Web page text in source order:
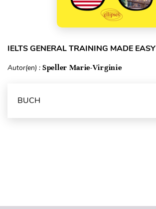
IELTS GENERAL TRAINING MADE EASY
Autor(en) : Speller Marie-Virginie
BUCH